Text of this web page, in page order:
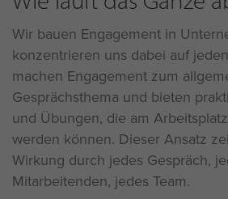
Wir bauen Engagement in
konzentrieren uns dabei auf
machen Engagement zum
Gesprächsthema und bieten
und Übungen, die am
werden können. Dieser Ansatz
Wirkung durch jedes Gespräch,
Mitarbeitenden, jedes Team.